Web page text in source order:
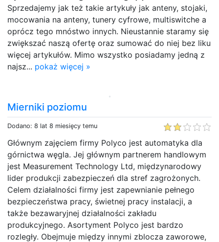
Sprzedajemy jak też takie artykuły jak anteny, stojaki,
mocowania na anteny, tunery cyfrowe, multiswitche a
oprócz tego mnóstwo innych. Nieustannie staramy się
zwiększać naszą ofertę oraz sumować do niej bez liku
więcej artykułów. Mimo wszystko posiadamy jedną z
najsz... pokaż więcej »
Mierniki poziomu
Dodano: 8 lat 8 miesięcy temu
Głównym zajęciem firmy Polyco jest automatyka dla
górnictwa węgla. Jej głównym partnerem handlowym
jest Measurement Technology Ltd, międzynarodowy
lider produkcji zabezpieczeń dla stref zagrożonych.
Celem działalności firmy jest zapewnianie pełnego
bezpieczeństwa pracy, świetnej pracy instalacji, a
także bezawaryjnej działalności zakładu
produkcyjnego. Asortyment Polyco jest bardzo
rozległy. Obejmuje między innymi zblocza zaworowe,